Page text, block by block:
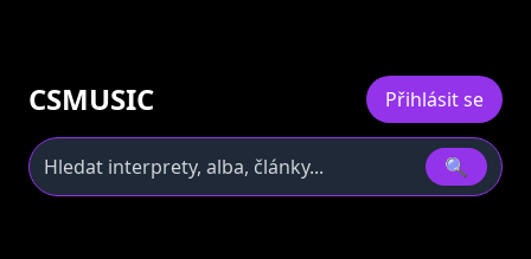
CSMUSIC Přihlásit se
🔍